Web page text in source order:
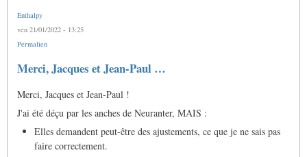
Enthalpy
ven 21/01/2022 - 13:25
Permalien
Merci, Jacques et Jean-Paul …
Merci, Jacques et Jean-Paul !
J'ai été déçu par les anches de Neuranter, MAIS :
Elles demandent peut-être des ajustements, ce que je ne sais pas
faire correctement.